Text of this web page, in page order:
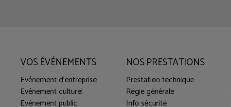
VOS ÉVÉNEMENTS
Evénement d'entreprise
Evénement culturel
Evénement public
NOS PRESTATIONS
Prestation technique
Régie générale
Info sécurité